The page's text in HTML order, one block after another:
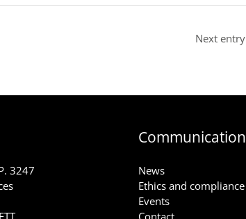
Next entry
3247
Communication
News
Ethics and compliance
Events